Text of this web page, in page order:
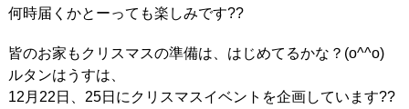
何時届くかとーっても楽しみです??
皆のお家もクリスマスの準備は、はじめてるかな？(o^^o)
ルタンはうすは、
12月22日、25日にクリスマスイベントを企画しています??